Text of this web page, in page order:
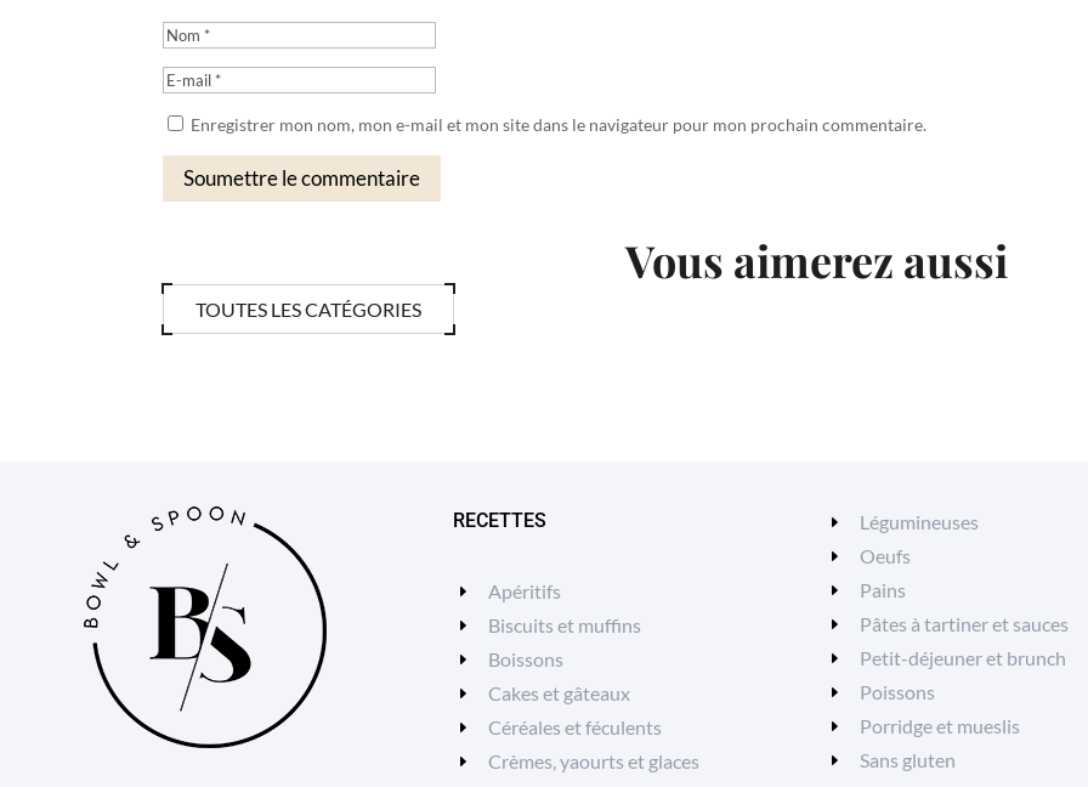
Enregistrer mon nom, mon e-mail et mon site dans le navigateur pour mon prochain commentaire.
Soumettre le commentaire
Vous aimerez aussi
TOUTES LES CATÉGORIES
RECETTES
Apéritifs
Biscuits et muffins
Boissons
Cakes et gâteaux
Céréales et féculents
Crèmes, yaourts et glaces
Légumineuses
Oeufs
Pains
Pâtes à tartiner et sauces
Petit-déjeuner et brunch
Poissons
Porridge et mueslis
Sans gluten